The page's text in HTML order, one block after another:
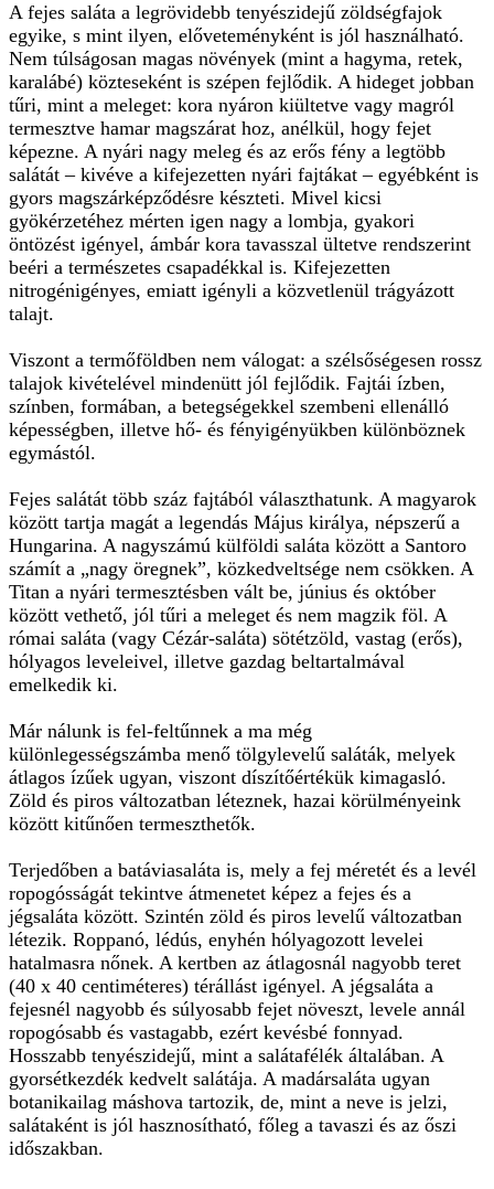
A fejes saláta a legrövidebb tenyészidejű zöldségfajok
egyike, s mint ilyen, előveteményként is jól használható.
Nem túlságosan magas növények (mint a hagyma, retek,
karalábé) közteseként is szépen fejlődik. A hideget jobban
tűri, mint a meleget: kora nyáron kiültetve vagy magról
termesztve hamar magszárat hoz, anélkül, hogy fejet
képezne. A nyári nagy meleg és az erős fény a legtöbb
salátát – kivéve a kifejezetten nyári fajtákat – egyébként is
gyors magszárképződésre készteti. Mivel kicsi
gyökérzetéhez mérten igen nagy a lombja, gyakori
öntözést igényel, ámbár kora tavasszal ültetve rendszerint
beéri a természetes csapadékkal is. Kifejezetten
nitrogénigényes, emiatt igényli a közvetlenül trágyázott
talajt.
Viszont a termőföldben nem válogat: a szélsőségesen rossz
talajok kivételével mindenütt jól fejlődik. Fajtái ízben,
színben, formában, a betegségekkel szembeni ellenálló
képességben, illetve hő- és fényigényükben különböznek
egymástól.
Fejes salátát több száz fajtából választhatunk. A magyarok
között tartja magát a legendás Május királya, népszerű a
Hungarina. A nagyszámú külföldi saláta között a Santoro
számít a „nagy öregnek”, közkedveltsége nem csökken. A
Titan a nyári termesztésben vált be, június és október
között vethető, jól tűri a meleget és nem magzik föl. A
római saláta (vagy Cézár-saláta) sötétzöld, vastag (erős),
hólyagos leveleivel, illetve gazdag beltartalmával
emelkedik ki.
Már nálunk is fel-feltűnnek a ma még
különlegességszámba menő tölgylevelű saláták, melyek
átlagos ízűek ugyan, viszont díszítőértékük kimagasló.
Zöld és piros változatban léteznek, hazai körülményeink
között kitűnően termeszthetők.
Terjedőben a batáviasaláta is, mely a fej méretét és a levél
ropogósságát tekintve átmenetet képez a fejes és a
jégsaláta között. Szintén zöld és piros levelű változatban
létezik. Roppanó, lédús, enyhén hólyagozott levelei
hatalmasra nőnek. A kertben az átlagosnál nagyobb teret
(40 x 40 centiméteres) térállást igényel. A jégsaláta a
fejesnél nagyobb és súlyosabb fejet növeszt, levele annál
ropogósabb és vastagabb, ezért kevésbé fonnyad.
Hosszabb tenyészidejű, mint a salátafélék általában. A
gyorsétkezdék kedvelt salátája. A madársaláta ugyan
botanikailag máshova tartozik, de, mint a neve is jelzi,
salátaként is jól hasznosítható, főleg a tavaszi és az őszi
időszakban.